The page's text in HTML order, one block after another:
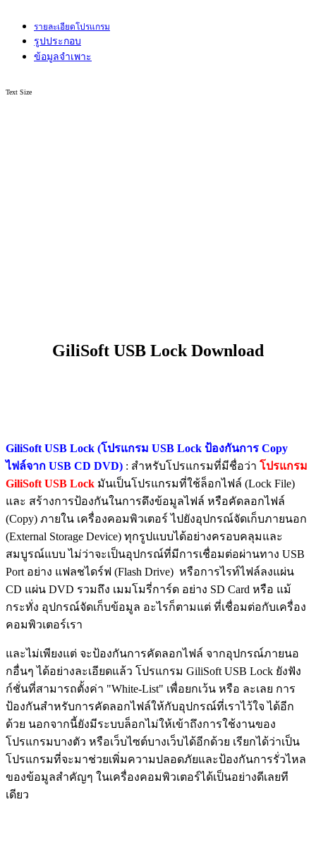
รายละเอียดโปรแกรม
รูปประกอบ
ข้อมูลจำเพาะ
Text Size
GiliSoft USB Lock Download
GiliSoft USB Lock (โปรแกรม USB Lock ป้องกันการ Copy
ไฟล์จาก USB CD DVD) : สำหรับโปรแกรมที่มีชื่อว่า โปรแกรม
GiliSoft USB Lock มันเป็นโปรแกรมที่ใช้ล็อกไฟล์ (Lock File)
และ สร้างการป้องกันในการดึงข้อมูลไฟล์ หรือคัดลอกไฟล์
(Copy) ภายใน เครื่องคอมพิวเตอร์ ไปยังอุปกรณ์จัดเก็บภายนอก
(External Storage Device) ทุกรูปแบบได้อย่างครอบคลุมและ
สมบูรณ์แบบ ไม่ว่าจะเป็นอุปกรณ์ที่มีการเชื่อมต่อผ่านทาง USB
Port อย่าง แฟลชไดร์ฟ (Flash Drive) หรือการไรท์ไฟล์ลงแผ่น
CD แผ่น DVD รวมถึง เมมโมรี่การ์ด อย่าง SD Card หรือ แม้
กระทั่ง อุปกรณ์จัดเก็บข้อมูล อะไรก็ตามแต่ ที่เชื่อมต่อกับเครื่อง
คอมพิวเตอร์เรา
และไม่เพียงแต่ จะป้องกันการคัดลอกไฟล์ จากอุปกรณ์ภายนอ
กอื่นๆ ได้อย่างละเอียดแล้ว โปรแกรม GiliSoft USB Lock ยังฟัง
ก์ชั่นที่สามารถตั้งค่า "White-List" เพื่อยกเว้น หรือ ละเลย การ
ป้องกันสำหรับการคัดลอกไฟล์ให้กับอุปกรณ์ที่เราไว้ใจ ได้อีก
ด้วย นอกจากนี้ยังมีระบบล็อกไม่ให้เข้าถึงการใช้งานของ
โปรแกรมบางตัว หรือเว็บไซต์บางเว็บได้อีกด้วย เรียกได้ว่าเป็น
โปรแกรมที่จะมาช่วยเพิ่มความปลอดภัยและป้องกันการรั่วไหล
ของข้อมูลสำคัญๆ ในเครื่องคอมพิวเตอร์ได้เป็นอย่างดีเลยที
เดียว